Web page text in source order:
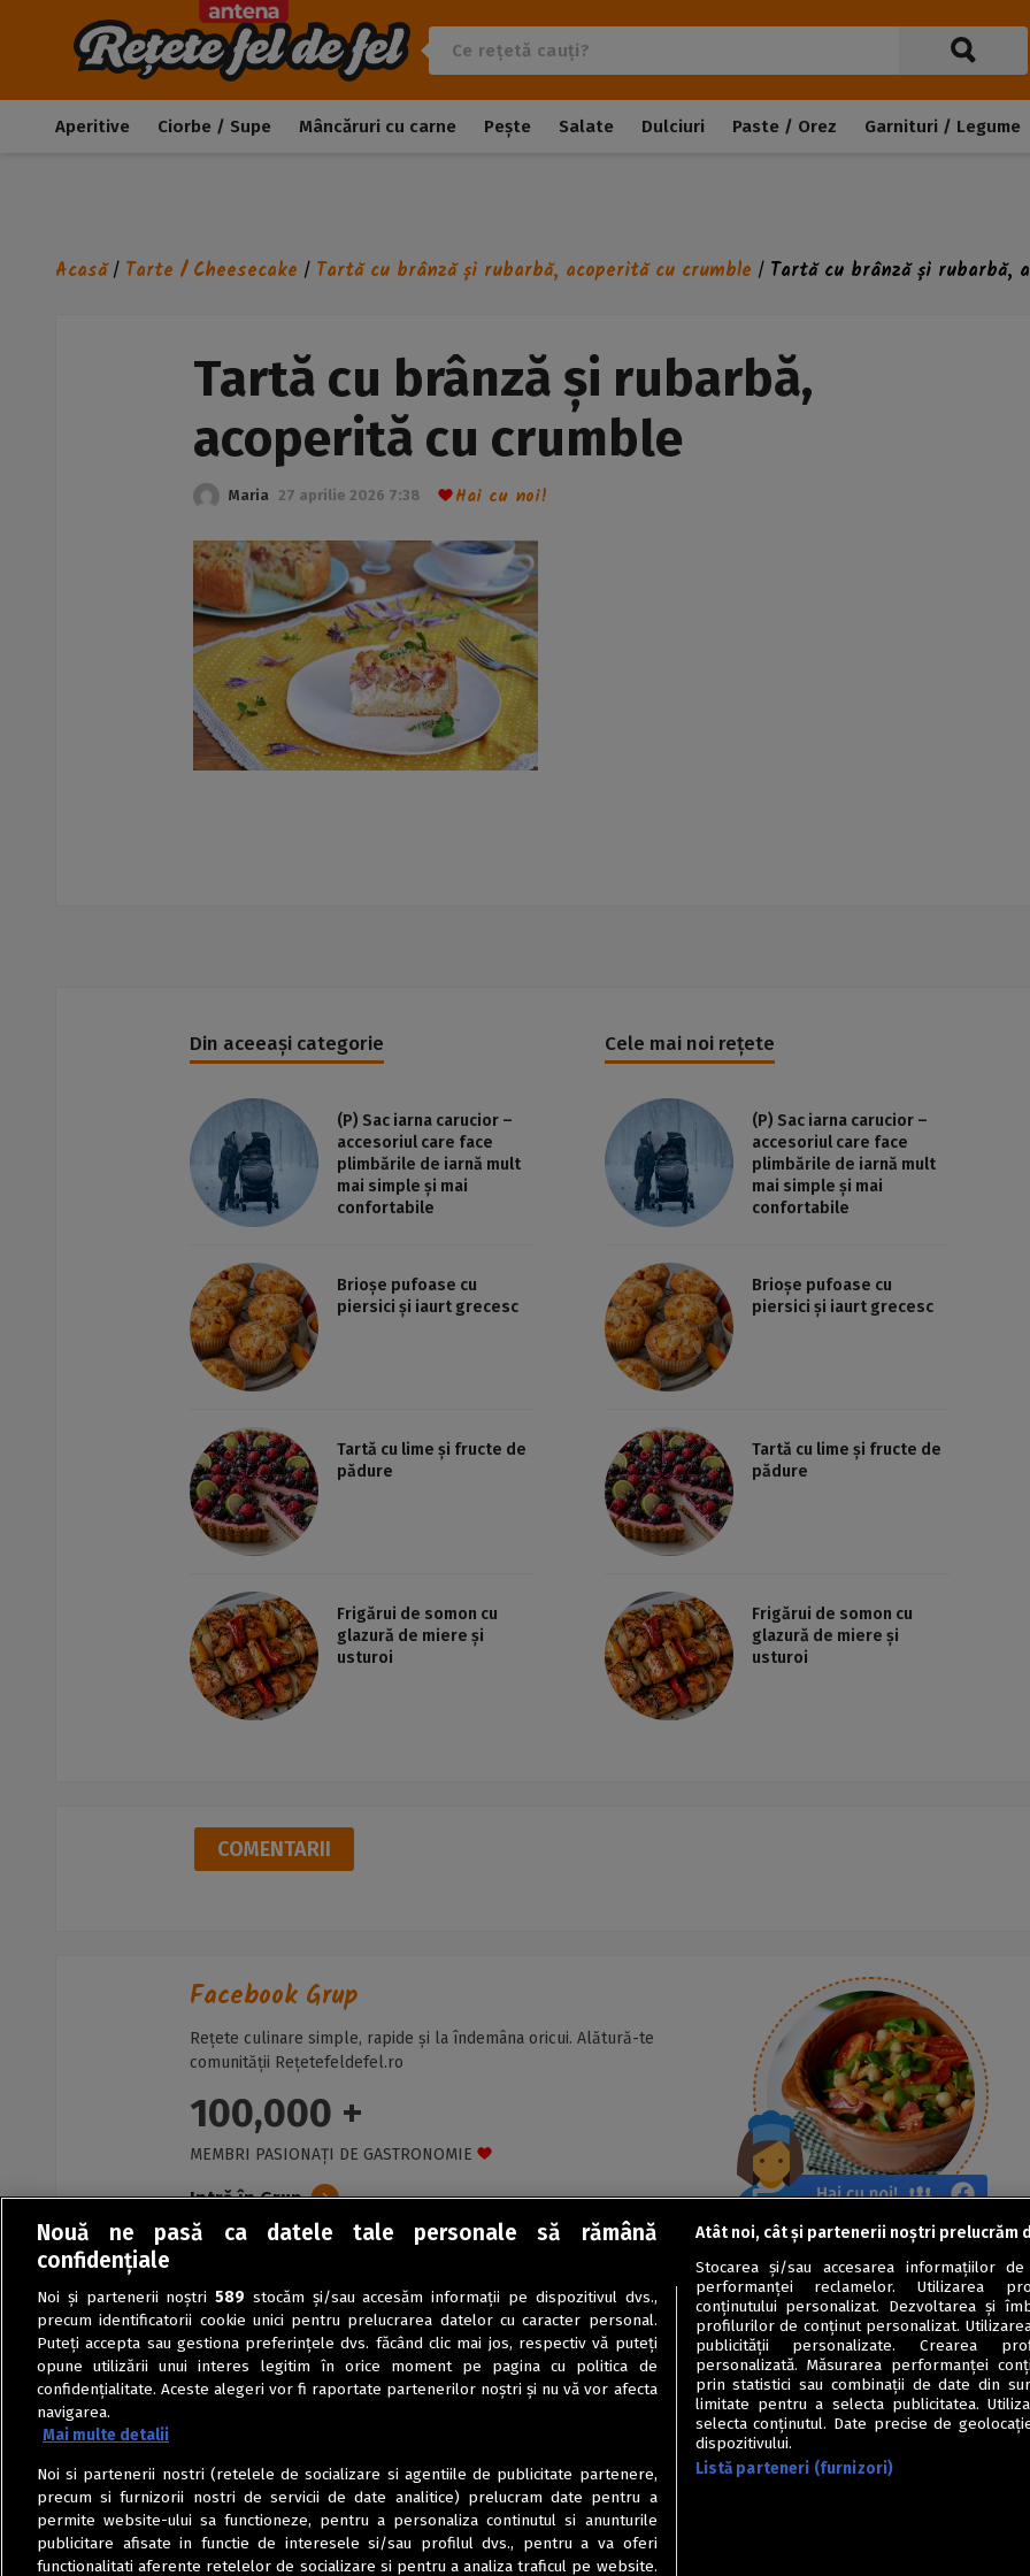
Aperitive Ciorbe / Supe Mâncăruri cu carne Pește Salate Dulciuri Paste / Orez Garnituri / Legume
Acasă/ Tarte / Cheesecake / Tartă cu brânză și rubarbă, acoperită cu crumble / Tartă cu brânză și rubarbă,
Tartă cu brânză și rubarbă,
acoperită cu crumble
Maria 27 aprilie 2026 7:38 Hai cu noi!
Din aceeași categorie
(P) Sac iarna carucior –
accesoriul care face
plimbările de iarnă mult
mai simple și mai
confortabile
Brioșe pufoase cu
piersici și iaurt grecesc
Tartă cu lime și fructe de
pădure
Frigărui de somon cu
glazură de miere și
usturoi
Cele mai noi rețete
(P) Sac iarna carucior –
accesoriul care face
plimbările de iarnă mult
mai simple și mai
confortabile
Brioșe pufoase cu
piersici și iaurt grecesc
Tartă cu lime și fructe de
pădure
Frigărui de somon cu
glazură de miere și
usturoi
COMENTARII
Facebook Grup
Rețete culinare simple, rapide și la îndemâna oricui. Alătură-te
comunității Rețetefeldefel.ro
100,000 +
MEMBRI PASIONAȚI DE GASTRONOMIE
Intră în Grup
Nouă ne pasă ca datele tale personale să rămână
confidențiale
Noi și partenerii noștri589 stocăm și/sau accesăm informații pe dispozitivul dvs.,
precum identificatorii cookie unici pentru prelucrarea datelor cu caracter personal.
Puteți accepta sau gestiona preferințele dvs. făcând clic mai jos, respectiv vă puteți
opune utilizării unui interes legitim în orice moment pe pagina cu politica de
confidențialitate. Aceste alegeri vor fi raportate partenerilor noștri și nu vă vor afecta
navigarea.
Mai multe detalii
Noi si partenerii nostri (retelele de socializare si agentiile de publicitate partenere,
precum si furnizorii nostri de servicii de date analitice) prelucram date pentru a
permite website-ului sa functioneze, pentru a personaliza continutul si anunturile
publicitare afisate in functie de interesele si/sau profilul dvs., pentru a va oferi
functionalitati aferente retelelor de socializare si pentru a analiza traficul pe website.
Atât noi, cât și partenerii noștri prelucrăm
Stocarea și/sau accesarea informațiilor
performanței reclamelor. Utilizarea
conținutului personalizat. Dezvoltarea și
profilurilor de conținut personalizat.
publicității personalizate. Crearea
personalizată. Măsurarea performanței
prin statistici sau combinații de date din
limitate pentru a selecta publicitatea.
selecta conținutul. Date precise de
dispozitivului.
Listă parteneri (furnizori)